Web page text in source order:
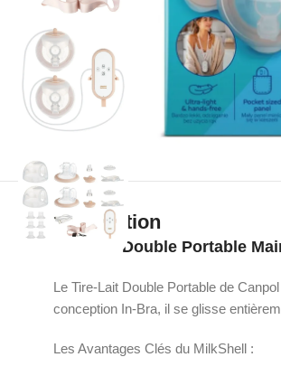
Description
Tire-Lait Double Portable
Le Tire-Lait Double Portable de
conception In-Bra, il se glisse
Les Avantages Clés du MilkShell :